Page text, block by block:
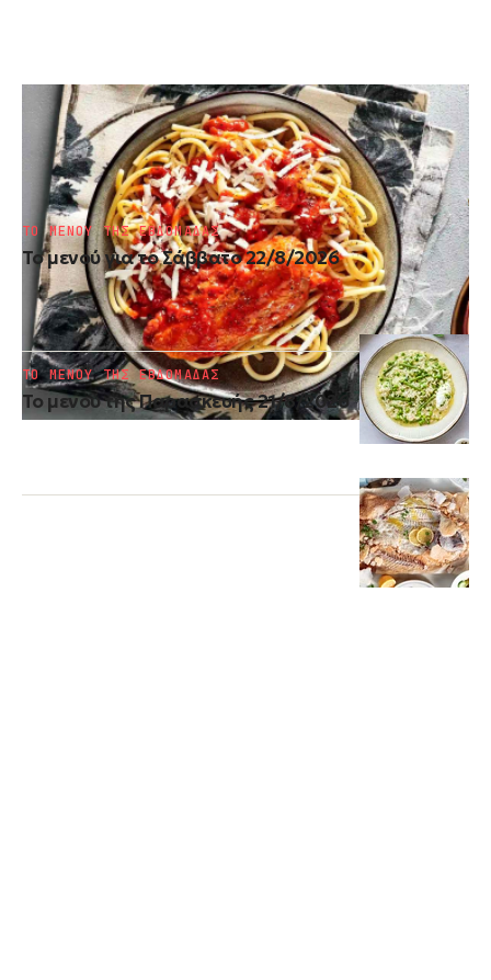
Κυριακάτικο Τραπέζι: Το μενού της 23/8
από την Αργυρώ
ΤΟ ΜΕΝΟΥ ΤΗΣ ΕΒΔΟΜΑΔΑΣ
Το μενού για το Σάββατο 22/8/2026
ΤΟ ΜΕΝΟΥ ΤΗΣ ΕΒΔΟΜΑΔΑΣ
Το μενού της Παρασκευής 21/8/2026
ΤΟ ΜΕΝΟΥ ΤΗΣ ΕΒΔΟΜΑΔΑΣ